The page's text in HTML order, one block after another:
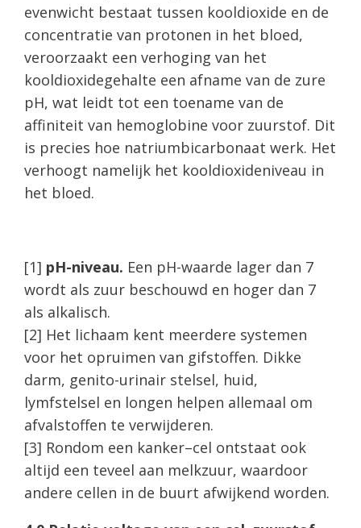
evenwicht bestaat tussen kooldioxide en de
concentratie van protonen in het bloed,
veroorzaakt een verhoging van het
kooldioxidegehalte een afname van de zure
pH, wat leidt tot een toename van de
affiniteit van hemoglobine voor zuurstof. Dit
is precies hoe natriumbicarbonaat werk. Het
verhoogt namelijk het kooldioxideniveau in
het bloed.
[1] pH-niveau. Een pH-waarde lager dan 7
wordt als zuur beschouwd en hoger dan 7
als alkalisch.
[2] Het lichaam kent meerdere systemen
voor het opruimen van gifstoffen. Dikke
darm, genito-urinair stelsel, huid,
lymfstelsel en longen helpen allemaal om
afvalstoffen te verwijderen.
[3] Rondom een kanker–cel ontstaat ook
altijd een teveel aan melkzuur, waardoor
andere cellen in de buurt afwijkend worden.